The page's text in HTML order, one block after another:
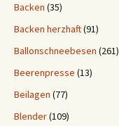
Backen (35)
Backen herzhaft(91)
Ballonschneebesen (261)
Beerenpresse (13)
Beilagen (77)
Blender(109)